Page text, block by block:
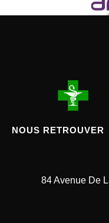
NOUS RETROUVER
84 Avenue De